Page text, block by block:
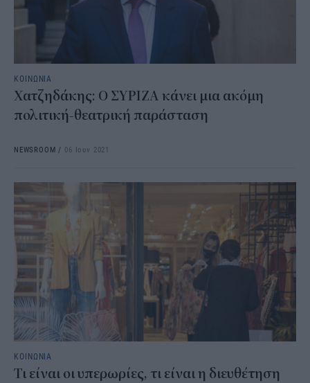
ΚΟΙΝΩΝΙΑ
Χατζηδάκης: Ο ΣΥΡΙΖΑ κάνει μια ακόμη
πολιτική-θεατρική παράσταση
NEWSROOM / 06 Ιουν 2021
ΚΟΙΝΩΝΙΑ
Τι είναι οι υπερωρίες, τι είναι η διευθέτηση